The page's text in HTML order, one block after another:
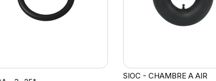
SIOC - CHAMBRE A AIR